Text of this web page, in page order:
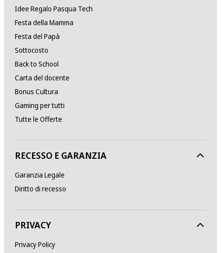
Idee Regalo Pasqua Tech
Festa della Mamma
Festa del Papà
Sottocosto
Back to School
Carta del docente
Bonus Cultura
Gaming per tutti
Tutte le Offerte
RECESSO E GARANZIA
Garanzia Legale
Diritto di recesso
PRIVACY
Privacy Policy